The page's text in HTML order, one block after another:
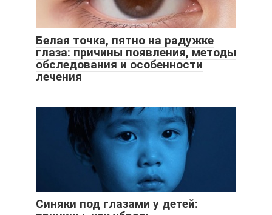
Белая точка, пятно на радужке
глаза: причины появления, методы
обследования и особенности
лечения
Синяки под глазами у детей: